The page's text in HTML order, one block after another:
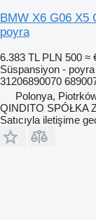
BMW X6 G06 X5
poyra
6.383 TL PLN 500 ≈
Süspansiyon - poyra
31206890070
Polonya,
QINDITO SPÓŁKA
Satıcıyla iletişime